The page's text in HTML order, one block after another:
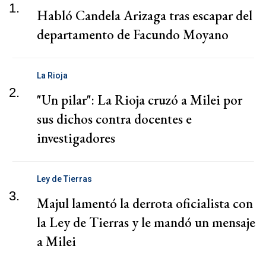
1.
Habló Candela Arizaga tras escapar del
departamento de Facundo Moyano
2.
La Rioja
"Un pilar": La Rioja cruzó a Milei por
sus dichos contra docentes e
investigadores
3.
Ley de Tierras
Majul lamentó la derrota oficialista con
la Ley de Tierras y le mandó un mensaje
a Milei